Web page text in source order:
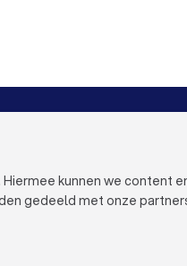
Werken bij
Privacy
kunnen we content
gedeeld met onze